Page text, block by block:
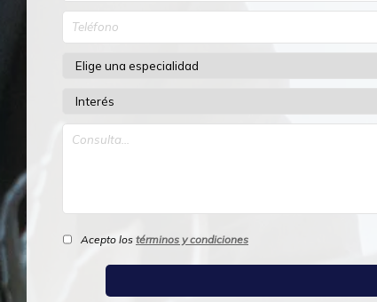
Acepto los términos y condiciones